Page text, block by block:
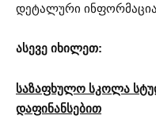
დეტალური
ასევე იხილეთ:
საზაფხულო სკოლა
დაფინანსებით